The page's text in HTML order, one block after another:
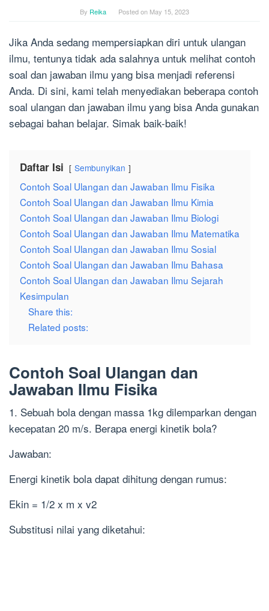
By Reika Posted on May 15, 2023
Jika Anda sedang mempersiapkan diri untuk ulangan
ilmu, tentunya tidak ada salahnya untuk melihat contoh
soal dan jawaban ilmu yang bisa menjadi referensi
Anda. Di sini, kami telah menyediakan beberapa contoh
soal ulangan dan jawaban ilmu yang bisa Anda gunakan
sebagai bahan belajar. Simak baik-baik!
Daftar Isi Sembunyikan
Contoh Soal Ulangan dan Jawaban Ilmu Fisika
Contoh Soal Ulangan dan Jawaban Ilmu Kimia
Contoh Soal Ulangan dan Jawaban Ilmu Biologi
Contoh Soal Ulangan dan Jawaban Ilmu Matematika
Contoh Soal Ulangan dan Jawaban Ilmu Sosial
Contoh Soal Ulangan dan Jawaban Ilmu Bahasa
Contoh Soal Ulangan dan Jawaban Ilmu Sejarah
Kesimpulan
Share this:
Related posts:
Contoh Soal Ulangan dan
Jawaban Ilmu Fisika
1. Sebuah bola dengan massa 1kg dilemparkan dengan
kecepatan 20 m/s. Berapa energi kinetik bola?
Jawaban:
Energi kinetik bola dapat dihitung dengan rumus:
Ekin = 1/2 x m x v2
Substitusi nilai yang diketahui: